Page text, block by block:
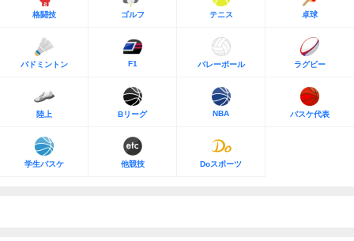
格闘技 ゴルフ テニス 卓球
バドミントン F1 バレーボール ラグビー
陸上 Bリーグ NBA バスケ代表
学生バスケ 他競技 Doスポーツ